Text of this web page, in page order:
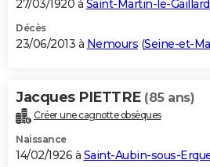
27/03/1920 à Saint-Martin-le-Gaillard
Décès
23/06/2013 à Nemours (Seine-et-
Jacques PIETTRE (85 ans)
Créer une cagnotte obsèques
Naissance
14/02/1926 à Saint-Aubin-sous-